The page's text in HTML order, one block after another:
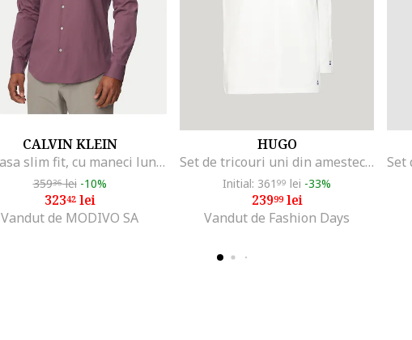
CALVIN KLEIN
Camasa slim fit, cu maneci lungi
35936lei -10%
32342lei
Vandut de MODIVO SA
HUGO
Set de tricouri uni din amestec de bumbac - 2 piese, Alb optic
Initial: 361 99 lei -33%
23999lei
Vandut de Fashion Days